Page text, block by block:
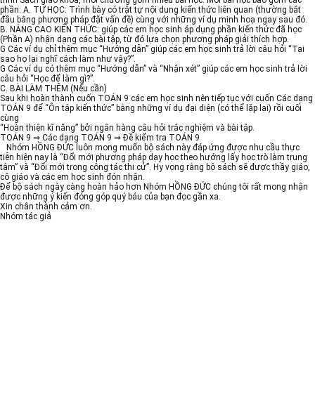
phần: A. TỰ HỌC: Trình bày có trật tự nội dung kiến thức liên quan (thường bắt
đầu bằng phương pháp đặt vấn đề) cùng với những ví dụ minh hoạ ngay sau đó.
B. NÂNG CAO KIẾN THỨC: giúp các em học sinh áp dụng phần kiến thức đã học
(Phần A) nhận dạng các bài tập, từ đó lựa chọn phương pháp giải thích hợp.
G Các ví dụ chỉ thêm mục “Hướng dẫn” giúp các em học sinh trả lời câu hỏi “Tại
sao họ lại nghĩ cách làm như vậy?”.
G Các ví dụ có thêm mục “Hướng dẫn” và “Nhận xét” giúp các em học sinh trả lời
câu hỏi “Học để làm gì?”.
C. BÀI LÀM THÊM (Nếu cần)
Sau khi hoàn thành cuốn TOÁN 9 các em học sinh nên tiếp tục với cuốn Các dạng
TOÁN 9 để “Ôn tập kiến thức” bằng những ví dụ đại diện (có thể lặp lại) rồi cuối
cùng
“Hoàn thiện kĩ năng” bởi ngân hàng câu hỏi trắc nghiệm và bài tập.
TOÁN 9 ⇒ Các dạng TOÁN 9 ⇒ Đề kiểm tra TOÁN 9
Nhóm HỒNG ĐỨC luôn mong muốn bộ sách này đáp ứng được nhu cầu thực
tiễn hiện nay là “Đổi mới phương pháp dạy học theo hướng lấy học trò làm trung
tâm” và “Đổi mới trong công tác thi cử”. Hy vọng rằng bộ sách sẽ được thầy giáo,
cô giáo và các em học sinh đón nhận.
Để bộ sách ngày càng hoàn hảo hơn Nhóm HỒNG ĐỨC chúng tôi rất mong nhận
được những ý kiến đóng góp quý báu của bạn đọc gần xa.
Xin chân thành cảm ơn.
Nhóm tác giả